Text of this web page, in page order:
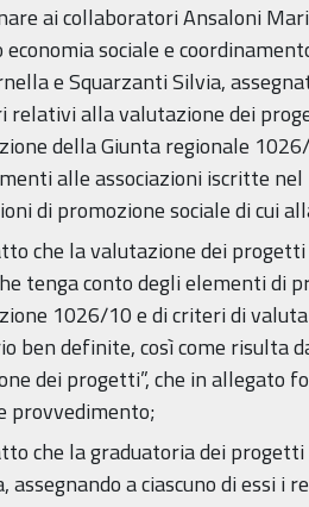
ai collaboratori Ansaloni
sociale e
e Squarzanti Silvia,
relativi alla valutazione dei
della Giunta regionale
alle associazioni iscritte
di promozione sociale di cui
che la valutazione dei
tenga conto degli elementi di
1026/10 e di criteri di
ben definite, così come risulta
dei progetti”, che in allegato
provvedimento;
che la graduatoria dei
assegnando a ciascuno di essi i